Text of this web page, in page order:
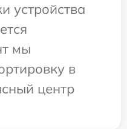
устройства
мы
в
центр